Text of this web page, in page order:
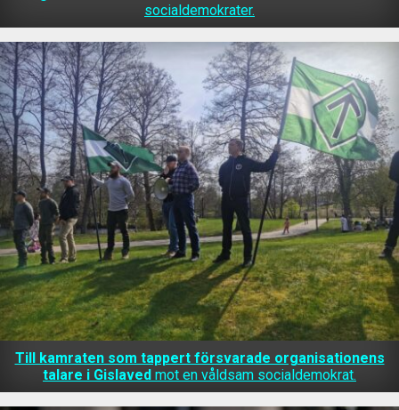
socialdemokrater.
Till kamraten som tappert försvarade organisationens
talare i Gislaved mot en våldsam socialdemokrat.